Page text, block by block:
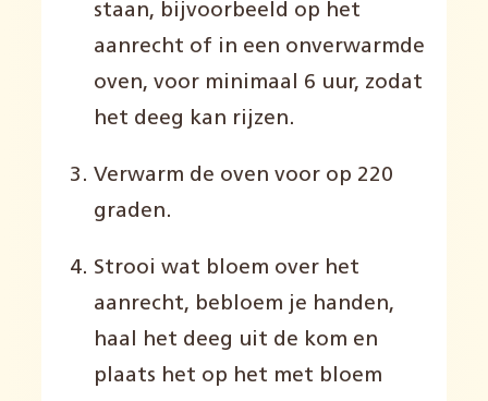
staan, bijvoorbeeld op het
aanrecht of in een onverwarmde
oven, voor minimaal 6 uur, zodat
het deeg kan rijzen.
Verwarm de oven voor op 220
graden.
Strooi wat bloem over het
aanrecht, bebloem je handen,
haal het deeg uit de kom en
plaats het op het met bloem